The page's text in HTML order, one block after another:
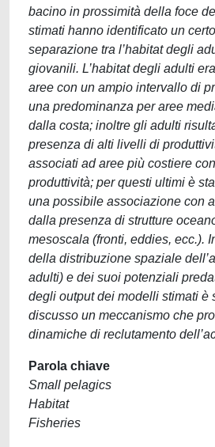
bacino in prossimità della foce
stimati hanno identificato un
separazione tra l’habitat degli
giovanili. L’habitat degli adulti
aree con un ampio intervallo di
una predominanza per aree
dalla costa; inoltre gli adulti
presenza di alti livelli di
associati ad aree più costiere
produttività; per questi ultimi è
una possibile associazione con
dalla presenza di strutture
mesoscala (fronti, eddies, ecc.).
della distribuzione spaziale
adulti) e dei suoi potenziali
degli output dei modelli stimati è
discusso un meccanismo che
dinamiche di reclutamento
Parola chiave
Small pelagics
Habitat
Fisheries